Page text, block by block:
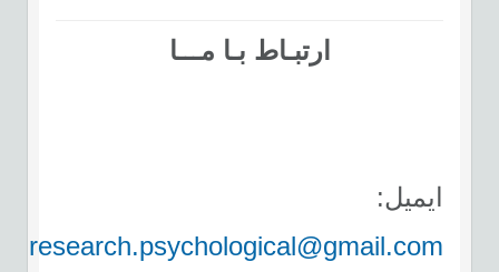
ارتبـاط بـا مـــا
ایمیل:
research.psychological@gmail.com